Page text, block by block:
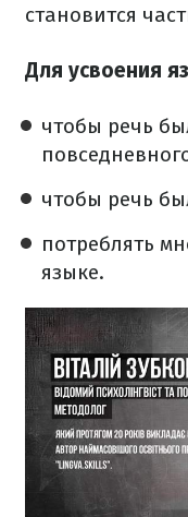
становится
Для усвоения
чтобы речь
чтобы речь
потреблять
языке.